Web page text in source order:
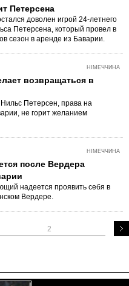
Петерсена
доволен игрой 24-летнего
Петерсена, который провел в
сезон в аренде из Баварии.
НІМЕЧЧИНА
возвращаться в
Петерсен, права на
не горит желанием
НІМЕЧЧИНА
после Вердера
надеется проявить себя в
Вердере.
2